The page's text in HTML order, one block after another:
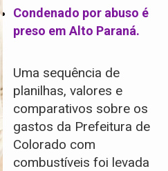
Condenado por abuso é
preso em Alto Paraná.
Uma sequência de
planilhas, valores e
comparativos sobre os
gastos da Prefeitura de
Colorado com
combustíveis foi levada